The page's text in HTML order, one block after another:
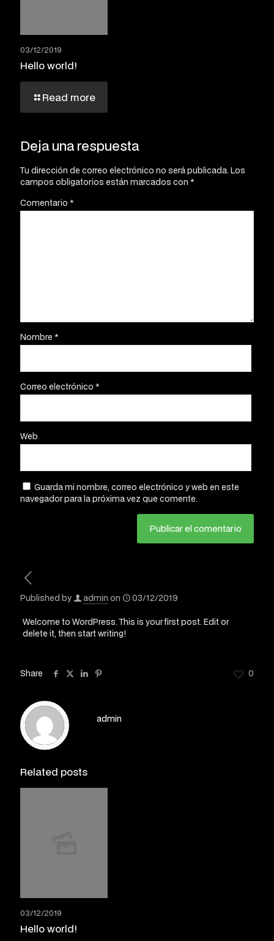
03/12/2019
Hello world!
Read more
Deja una respuesta
Tu dirección de correo electrónico no será publicada. Los
campos obligatorios están marcados con *
Comentario *
Nombre*
Correo electrónico *
Web
Guarda mi nombre, correo electrónico y web en este
navegador para la próxima vez que comente.
Published by admin on 03/12/2019
Welcome to WordPress. This is your first post. Edit or
delete it, then start writing!
Share 0
admin
Related posts
03/12/2019
Hello world!